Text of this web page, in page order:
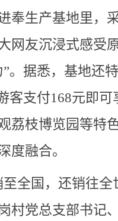
奉生产基地里，
网友沉浸式感受
。据悉，基地还
客支付168元即可
荔枝博览园等特
度融合。
全国，还销往全
村党总支部书记